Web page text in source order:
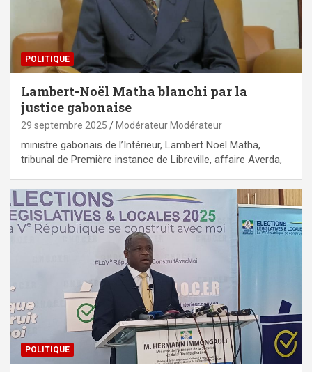
POLITIQUE
Lambert-Noël Matha blanchi par la
justice gabonaise
29 septembre 2025 Modérateur Modérateur
ministre gabonais de l’Intérieur, Lambert Noël Matha,
tribunal de Première instance de Libreville, affaire Averda,
POLITIQUE